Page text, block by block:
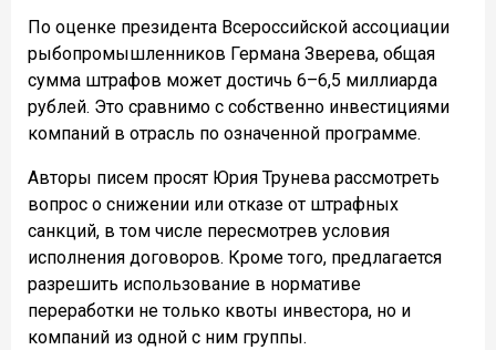
По оценке президента Всероссийской ассоциации
рыбопромышленников Германа Зверева, общая
сумма штрафов может достичь 6–6,5 миллиарда
рублей. Это сравнимо с собственно инвестициями
компаний в отрасль по означенной программе.
Авторы писем просят Юрия Трунева рассмотреть
вопрос о снижении или отказе от штрафных
санкций, в том числе пересмотрев условия
исполнения договоров. Кроме того, предлагается
разрешить использование в нормативе
переработки не только квоты инвестора, но и
компаний из одной с ним группы.